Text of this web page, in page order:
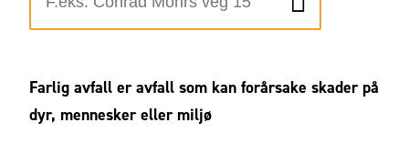
Farlig avfall er avfall som kan forårsake skader på
dyr, mennesker eller miljø